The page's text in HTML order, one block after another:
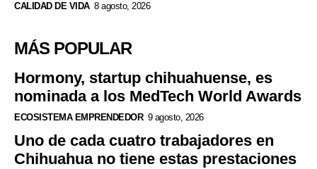
CALIDAD DE VIDA 8 agosto, 2026
MÁS POPULAR
Hormony, startup chihuahuense, es
nominada a los MedTech World Awards
ECOSISTEMA EMPRENDEDOR 9 agosto, 2026
Uno de cada cuatro trabajadores en
Chihuahua no tiene estas prestaciones